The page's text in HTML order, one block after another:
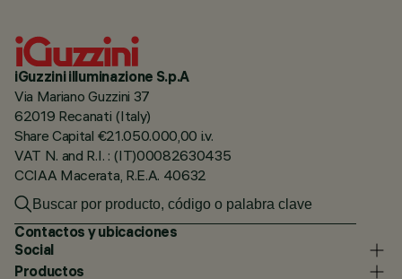
iGuzzini illuminazione S.p.A
Via Mariano Guzzini 37
62019 Recanati (Italy)
Share Capital €21.050.000,00 i.v.
VAT N. and R.I. : (IT)00082630435
CCIAA Macerata, R.E.A. 40632
Contactos y ubicaciones
Social
Productos